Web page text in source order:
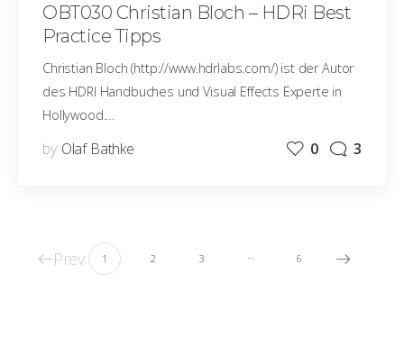
OBT030 Christian Bloch – HDRi Best
Practice Tipps
Christian Bloch (http://www.hdrlabs.com/) ist der Autor
des HDRI Handbuches und Visual Effects Experte in
Hollywood.…
by Olaf Bathke 0 3
Prev 1 2 3 6